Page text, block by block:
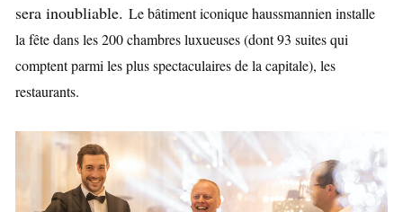
sera inoubliable. Le bâtiment iconique haussmannien installe
la fête dans les 200 chambres luxueuses (dont 93 suites qui
comptent parmi les plus spectaculaires de la capitale), les
restaurants.